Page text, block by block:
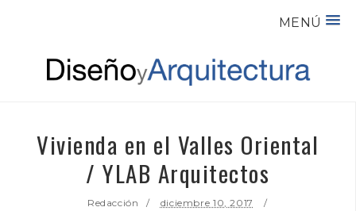
MENÚ
Vivienda en el Valles Oriental
/ YLAB Arquitectos
Redacción diciembre 10, 2017